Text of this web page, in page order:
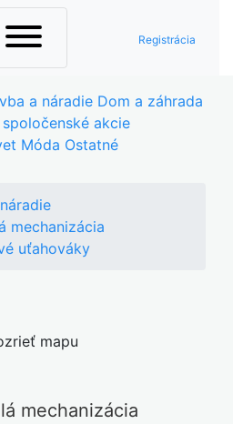
Registrácia
a náradie Dom a záhrada
akcie
Móda Ostatné
mechanizácia
uťahováky
mapu
mechanizácia